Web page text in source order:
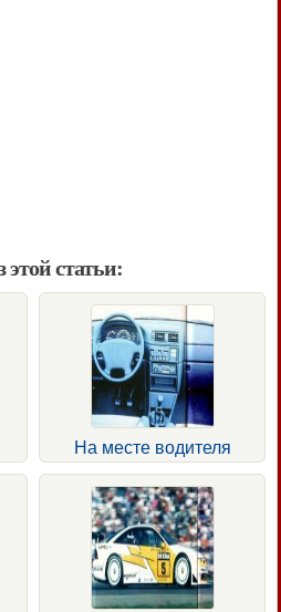
статьи:
На месте водителя